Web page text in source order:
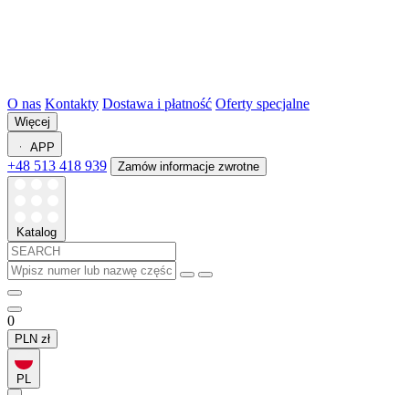
O nas Kontakty Dostawa i płatność Oferty specjalne
Więcej
APP
+48 513 418 939 Zamów informacje zwrotne
Katalog
0
PLN zł
PL